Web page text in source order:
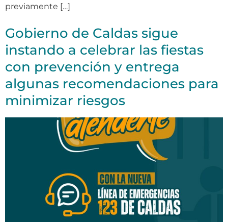
previamente […]
Gobierno de Caldas sigue
instando a celebrar las fiestas
con prevención y entrega
algunas recomendaciones para
minimizar riesgos